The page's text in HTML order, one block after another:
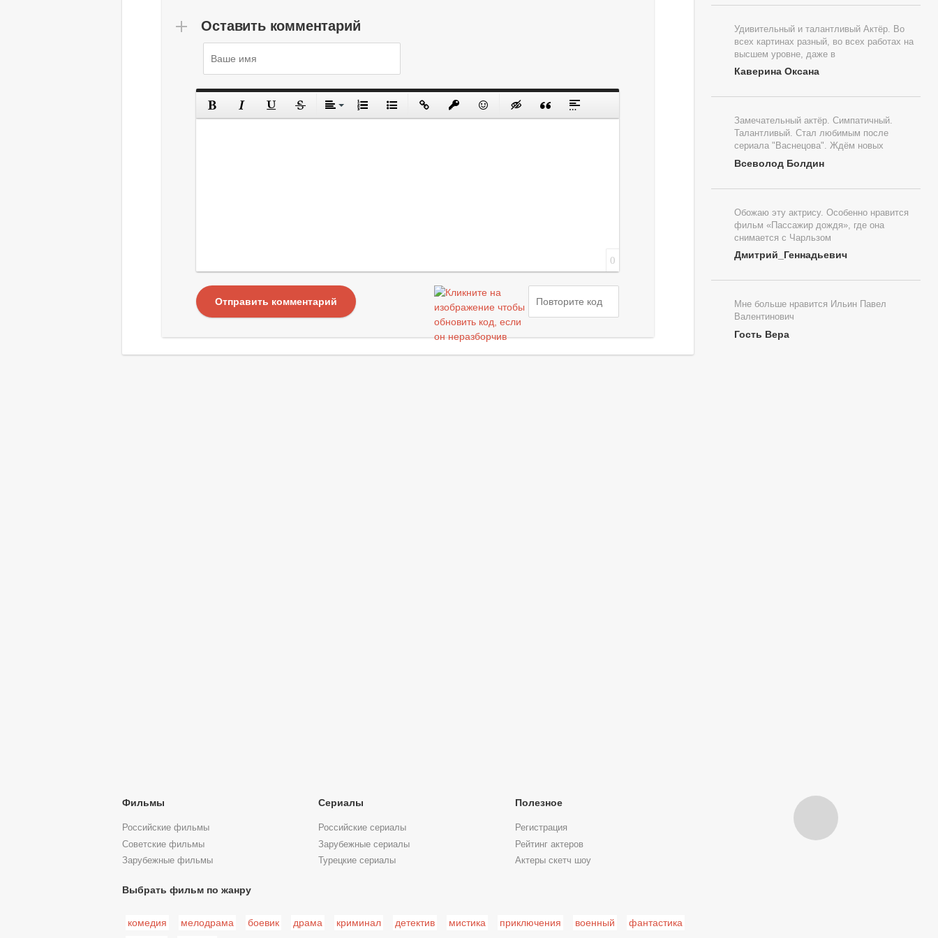
Оставить комментарий
0
Отправить комментарий
Удивительный и талантливый Актёр. Во
всех картинах разный, во всех работах на
высшем уровне, даже в
Каверина Оксана
Замечательный актёр. Симпатичный.
Талантливый. Стал любимым после
сериала "Васнецова". Ждём новых
Всеволод Болдин
Обожаю эту актрису. Особенно нравится
фильм «Пассажир дождя», где она
снимается с Чарльзом
Дмитрий_Геннадьевич
Мне больше нравится Ильин Павел
Валентинович
Гость Вера
Фильмы
Российские фильмы
Советские фильмы
Зарубежные фильмы
Сериалы
Российские сериалы
Зарубежные сериалы
Турецкие сериалы
Полезное
Регистрация
Рейтинг актеров
Актеры скетч шоу
Выбрать фильм по жанру
комедия мелодрама боевик драма криминал детектив мистика приключения военный фантастика